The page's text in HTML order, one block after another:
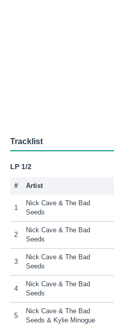
Tracklist
LP 1/2
# Artist
1
Nick Cave & The Bad
Seeds
2
Nick Cave & The Bad
Seeds
3
Nick Cave & The Bad
Seeds
4
Nick Cave & The Bad
Seeds
5
Nick Cave & The Bad
Seeds & Kylie Minogue